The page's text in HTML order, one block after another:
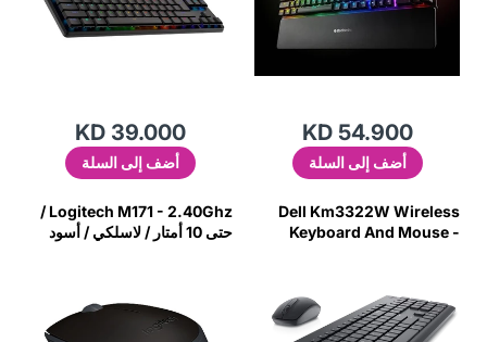
KD 54.900
أضف إلى السلة
KD 39.000
أضف إلى السلة
Dell Km3322W Wireless
Keyboard And Mouse -
Arabic/English Keys -
مجموعة لوحة مفاتيح وماوس
Logitech M171 - 2.40Ghz /
حتى 10 أمتار / لاسلكي / أسود